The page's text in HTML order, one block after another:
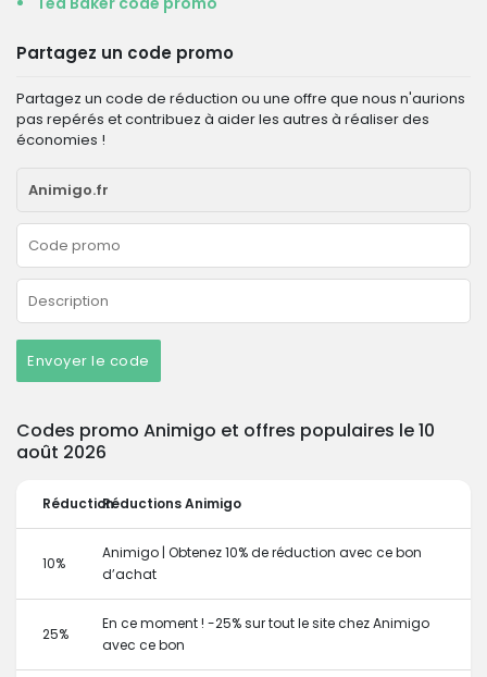
Partagez un code promo
Partagez un code de réduction ou une offre que nous n'aurions
pas repérés et contribuez à aider les autres à réaliser des
économies !
Envoyer le code
Codes promo Animigo et offres populaires le 10
août 2026
RéductionRéductions Animigo
10%
Animigo | Obtenez 10% de réduction avec ce bon
d’achat
25%
En ce moment ! -25% sur tout le site chez Animigo
avec ce bon